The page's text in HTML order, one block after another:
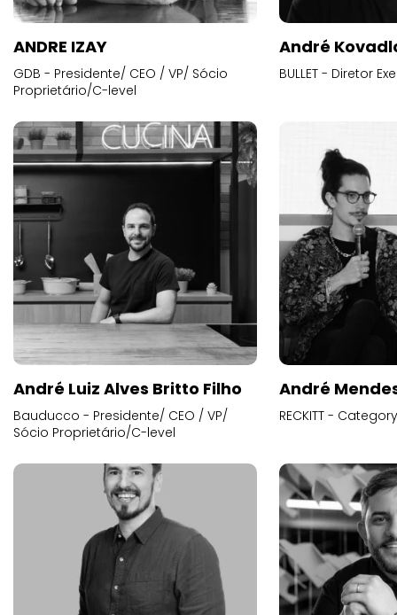
ANDRE IZAY
GDB - Presidente/ CEO / VP/ Sócio
Proprietário/C-level
André
BULLET - Diretor
André Luiz Alves Britto Filho
Bauducco - Presidente/ CEO / VP/
Sócio Proprietário/C-level
André
RECKITT -